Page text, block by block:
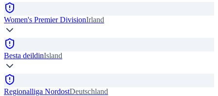
Women's Premier DivisionIrland
Besta deildinIsland
Regionalliga NordostDeutschland